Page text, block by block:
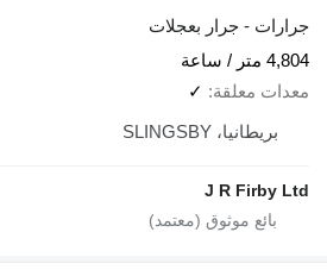
- جرار بعجلات
/ ساعة
معلقة ✓
بريطانيا، SLINGSBY
J R Firby